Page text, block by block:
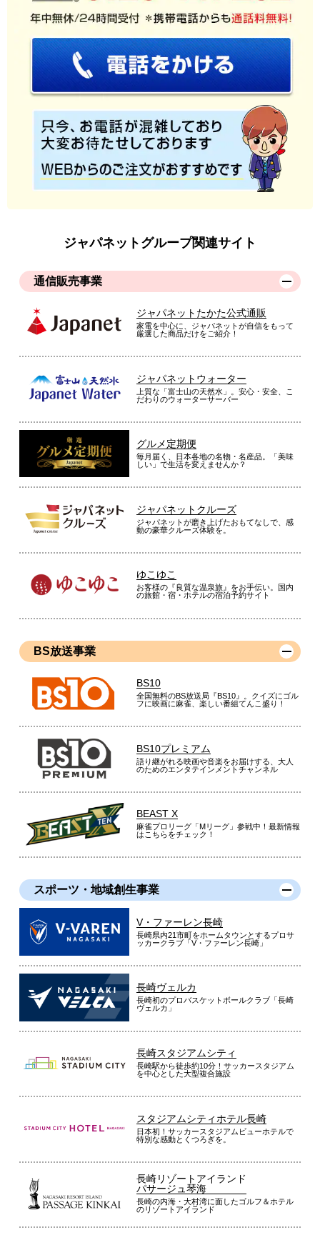
ジャパネットグループ関連サイト
通信販売事業
ジャパネットたかた公式通販
家電を中心に、ジャパネットが自信をもって
厳選した商品だけをご紹介！
ジャパネットウォーター
上質な「富士山の天然水」。安心・安全、こ
だわりのウォーターサーバー
グルメ定期便
毎月届く、日本各地の名物・名産品。「美味
しい」で生活を変えませんか？
ジャパネットクルーズ
ジャパネットが磨き上げたおもてなしで、感
動の豪華クルーズ体験を。
ゆこゆこ
お客様の『良質な温泉旅』をお手伝い。国内
の旅館・宿・ホテルの宿泊予約サイト
BS放送事業
BS10
全国無料のBS放送局『BS10』。クイズにゴル
フに映画に麻雀、楽しい番組てんこ盛り！
BS10プレミアム
語り継がれる映画や音楽をお届けする、大人
のためのエンタテインメントチャンネル
BEAST X
麻雀プロリーグ「Mリーグ」参戦中！最新情報
はこちらをチェック！
スポーツ・地域創生事業
V・ファーレン長崎
長崎県内21市町をホームタウンとするプロサ
ッカークラブ「V・ファーレン長崎」
長崎ヴェルカ
長崎初のプロバスケットボールクラブ「長崎
ヴェルカ」
長崎スタジアムシティ
長崎駅から徒歩約10分！サッカースタジアム
を中心とした大型複合施設
スタジアムシティホテル長崎
日本初！サッカースタジアムビューホテルで
特別な感動とくつろぎを。
長崎リゾートアイランド
パサージュ琴海
長崎の内海・大村湾に面したゴルフ＆ホテル
のリゾートアイランド